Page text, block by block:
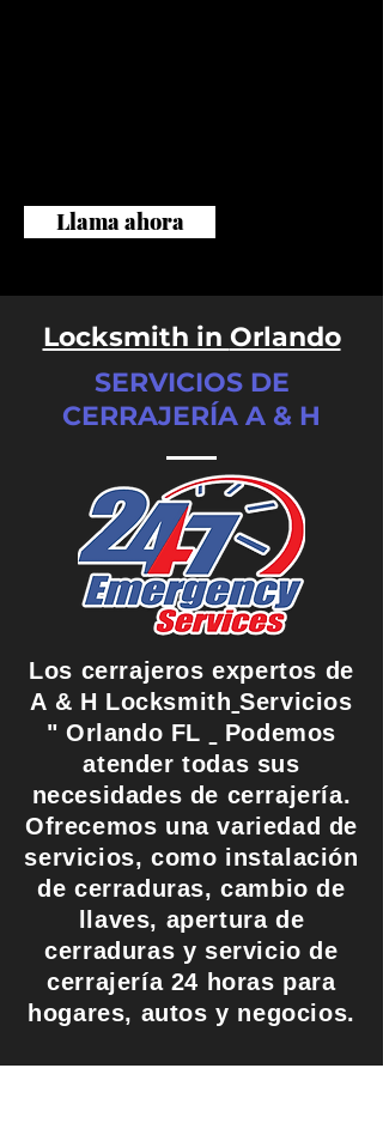
Llama ahora
Locksmith in Orlando
SERVICIOS DE
CERRAJERÍA A & H
Los cerrajeros expertos de
A & H Locksmith Servicios
"Orlando FL
Podemos
atender todas sus
necesidades de cerrajería.
Ofrecemos una variedad de
servicios, como instalación
de cerraduras, cambio de
llaves, apertura de
cerraduras y servicio de
cerrajería 24 horas para
hogares, autos y negocios.